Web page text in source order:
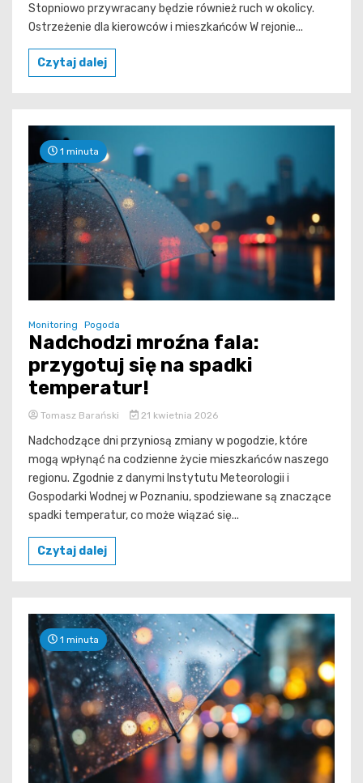
Stopniowo przywracany będzie również ruch w okolicy.
Ostrzeżenie dla kierowców i mieszkańców W rejonie...
Czytaj dalej
1 minuta
Monitoring Pogoda
Nadchodzi mroźna fala:
przygotuj się na spadki
temperatur!
Tomasz Barański 21 kwietnia 2026
Nadchodzące dni przyniosą zmiany w pogodzie, które
mogą wpłynąć na codzienne życie mieszkańców naszego
regionu. Zgodnie z danymi Instytutu Meteorologii i
Gospodarki Wodnej w Poznaniu, spodziewane są znaczące
spadki temperatur, co może wiązać się...
Czytaj dalej
1 minuta